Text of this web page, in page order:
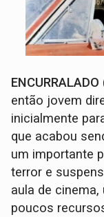
então jovem
inicialmente
que acabou
um importante
terror e
aula de
poucos